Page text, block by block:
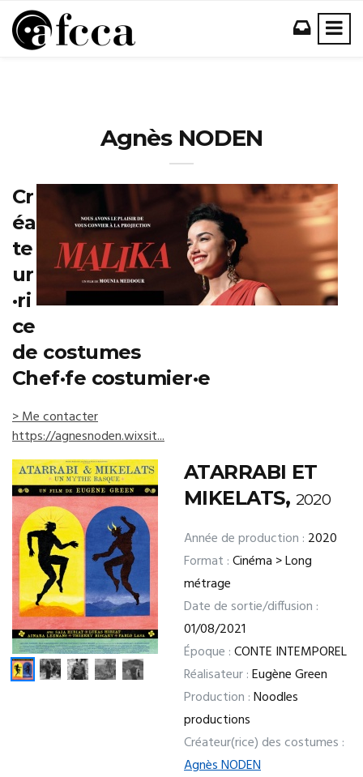
Agnès NODEN
Cr
éa
te
ur
·ri
ce
de costumes
Chef·fe costumier·e
> Me contacter
https://agnesnoden.wixsit...
ATARRABI ET
MIKELATS, 2020
Année de production : 2020
Format :Cinéma > Long
métrage
Date de sortie/diffusion :
01/08/2021
Époque :CONTE INTEMPOREL
Réalisateur :Eugène Green
Production :Noodles
productions
Créateur(rice) des costumes :
Agnès NODEN